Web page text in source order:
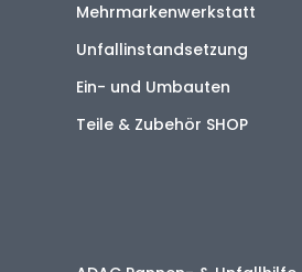
Mehrmarkenwerkstatt
Unfallinstandsetzung
Ein- und Umbauten
Teile & Zubehör SHOP